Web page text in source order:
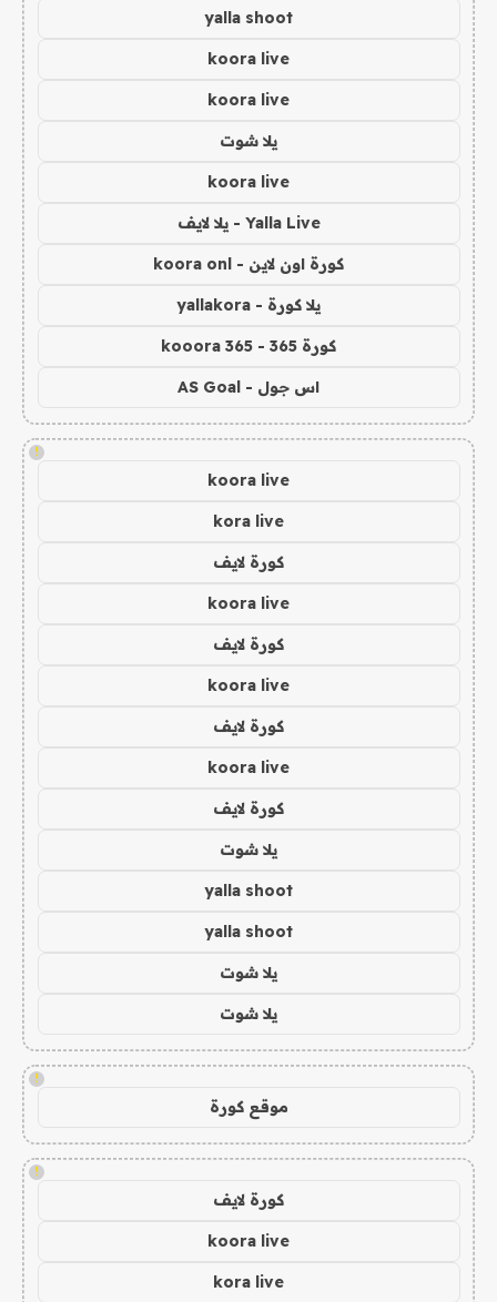
yalla shoot
koora live
koora live
يلا شوت
koora live
Yalla Live - يلا لايف
كورة اون لاين - koora onl
يلا كورة - yallakora
كورة 365 - kooora 365
اس جول - AS Goal
!
koora live
kora live
كورة لايف
koora live
كورة لايف
koora live
كورة لايف
koora live
كورة لايف
يلا شوت
yalla shoot
yalla shoot
يلا شوت
يلا شوت
!
موقع كورة
!
كورة لايف
koora live
kora live